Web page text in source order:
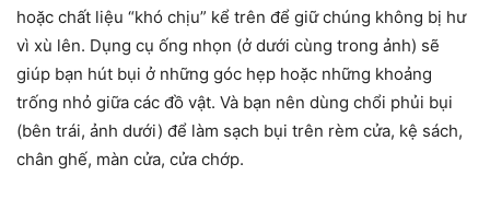
hoặc chất liệu “khó chịu” kể trên để giữ chúng không bị hư
vì xù lên. Dụng cụ ống nhọn (ở dưới cùng trong ảnh) sẽ
giúp bạn hút bụi ở những góc hẹp hoặc những khoảng
trống nhỏ giữa các đồ vật. Và bạn nên dùng chổi phủi bụi
(bên trái, ảnh dưới) để làm sạch bụi trên rèm cửa, kệ sách,
chân ghế, màn cửa, cửa chớp.